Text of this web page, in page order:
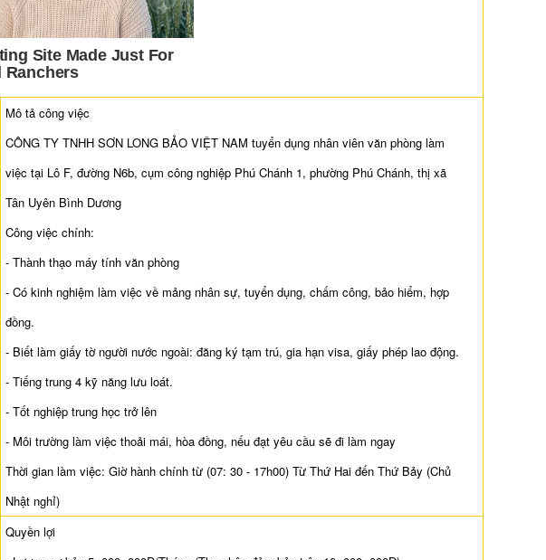
Mô tả công việc
CÔNG TY TNHH SƠN LONG BẢO VIỆT NAM tuyển dụng nhân viên văn phòng làm
việc tại Lô F, đường N6b, cụm công nghiệp Phú Chánh 1, phường Phú Chánh, thị xã
Tân Uyên Bình Dương
Công việc chính:
- Thành thạo máy tính văn phòng
- Có kinh nghiệm làm việc về mảng nhân sự, tuyển dụng, chấm công, bảo hiểm, hợp
đồng.
- Biết làm giấy tờ người nước ngoài: đăng ký tạm trú, gia hạn visa, giấy phép lao động.
- Tiếng trung 4 kỹ năng lưu loát.
- Tốt nghiệp trung học trở lên
- Môi trường làm việc thoải mái, hòa đồng, nếu đạt yêu cầu sẽ đi làm ngay
Thời gian làm việc: Giờ hành chính từ (07: 30 - 17h00) Từ Thứ Hai đến Thứ Bảy (Chủ
Nhật nghỉ)
Quyền lợi